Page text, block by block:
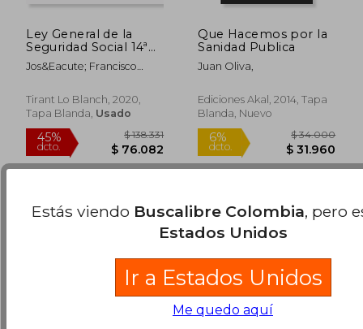
45%
dcto. $ 48.195
45%
dcto.
Ley General de la
Seguridad Social 14ª
Edición 2020 (Textos
Legales)
Jos&Eacute; Francisco
Tirant Lo Blanch, 2020,
Tapa Blanda, Usado
Que Hacemos por la
Sanidad Publica
Juan Oliva,
Ediciones Akal, 2014, Tapa
Blanda, Nuevo
Estás viendo Buscalibre Colombia, pero
Estados Unidos
Ir a Estados Unidos
Me quedo aquí